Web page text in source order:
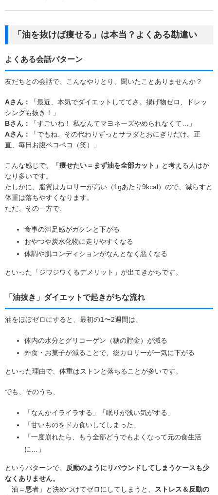
「油を抜けば痩せる」は本当？よくある勘違い
よくある会話パターン
友だちとの会話で、こんなやりとり、聞いたことありませんか？
Aさん：
「最近、本気でダイエットしててさ。揚げ物ゼロ、ドレッ
シングも抜き！」
Bさん：
「すごいね！ 私なんてマヨネーズやめられなくて…」
Aさん：
「でもね、その代わりずっとサラダとおにぎりだけ。正
直、毎日お腹ペコペコ（笑）」
こんな感じで、 「痩せたい＝まず油を全部カット」 と考える人はか
なり多いです。
たしかに、脂質はカロリーが高い（1gあたり9kcal）ので、減らすと
体重は落ちやすくなります。
ただ、その一方で、
食事の満足感がガクンと下がる
おやつや炭水化物に走りやすくなる
体調や肌コンディションがなんとなく悪くなる
といった「ジワジワくるデメリット」が出てきがちです。
「油抜き」ダイエットで起きがちな流れ
油をほぼゼロにすると、最初の1〜2週間は、
体内の水分とグリコーゲン（糖の貯金）が減る
外食・お菓子が減ることで、総カロリーが一気に下がる
といった理由で、体重はストンと落ちることが多いです。
でも、そのうち、
「なんかイライラする」「眠りが浅い気がする」
「甘いものをドカ食いしてしまった」
「一度崩れたら、もう全部どうでもよくなって元の食生活
に…」
というパターンで、
反動のようにリバウンドしてしまうケースも少
なくありません。
「油＝悪者」と決めつけてゼロにしてしまうと、
ストレス＆反動の